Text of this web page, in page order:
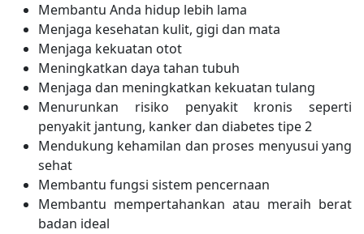
Membantu Anda hidup lebih lama
Menjaga kesehatan kulit, gigi dan mata
Menjaga kekuatan otot
Meningkatkan daya tahan tubuh
Menjaga dan meningkatkan kekuatan tulang
Menurunkan risiko penyakit kronis seperti
penyakit jantung, kanker dan diabetes tipe 2
Mendukung kehamilan dan proses menyusui yang
sehat
Membantu fungsi sistem pencernaan
Membantu mempertahankan atau meraih berat
badan ideal